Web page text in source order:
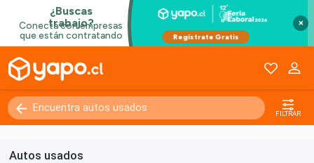
×
FILTRAR
Autos usados